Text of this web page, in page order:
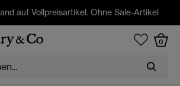
auf Vollpreisartikel. Ohne Sale-Artikel
0